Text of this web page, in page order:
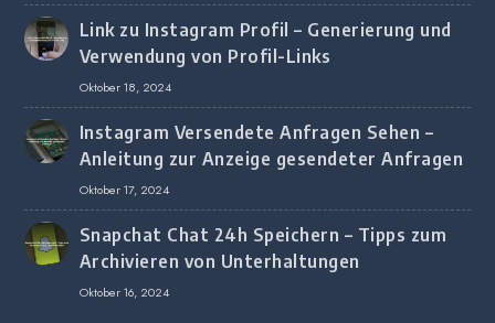
Link zu Instagram Profil – Generierung und
Verwendung von Profil-Links
Oktober 18, 2024
Instagram Versendete Anfragen Sehen –
Anleitung zur Anzeige gesendeter Anfragen
Oktober 17, 2024
Snapchat Chat 24h Speichern – Tipps zum
Archivieren von Unterhaltungen
Oktober 16, 2024